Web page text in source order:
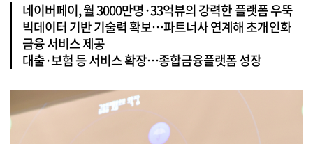
네이버페이, 월 3000만명·33억뷰의 강력한 플랫폼 우뚝
빅데이터 기반 기술력 확보…파트너사 연계해 초개인화
금융 서비스 제공
대출·보험 등 서비스 확장…종합금융플랫폼 성장